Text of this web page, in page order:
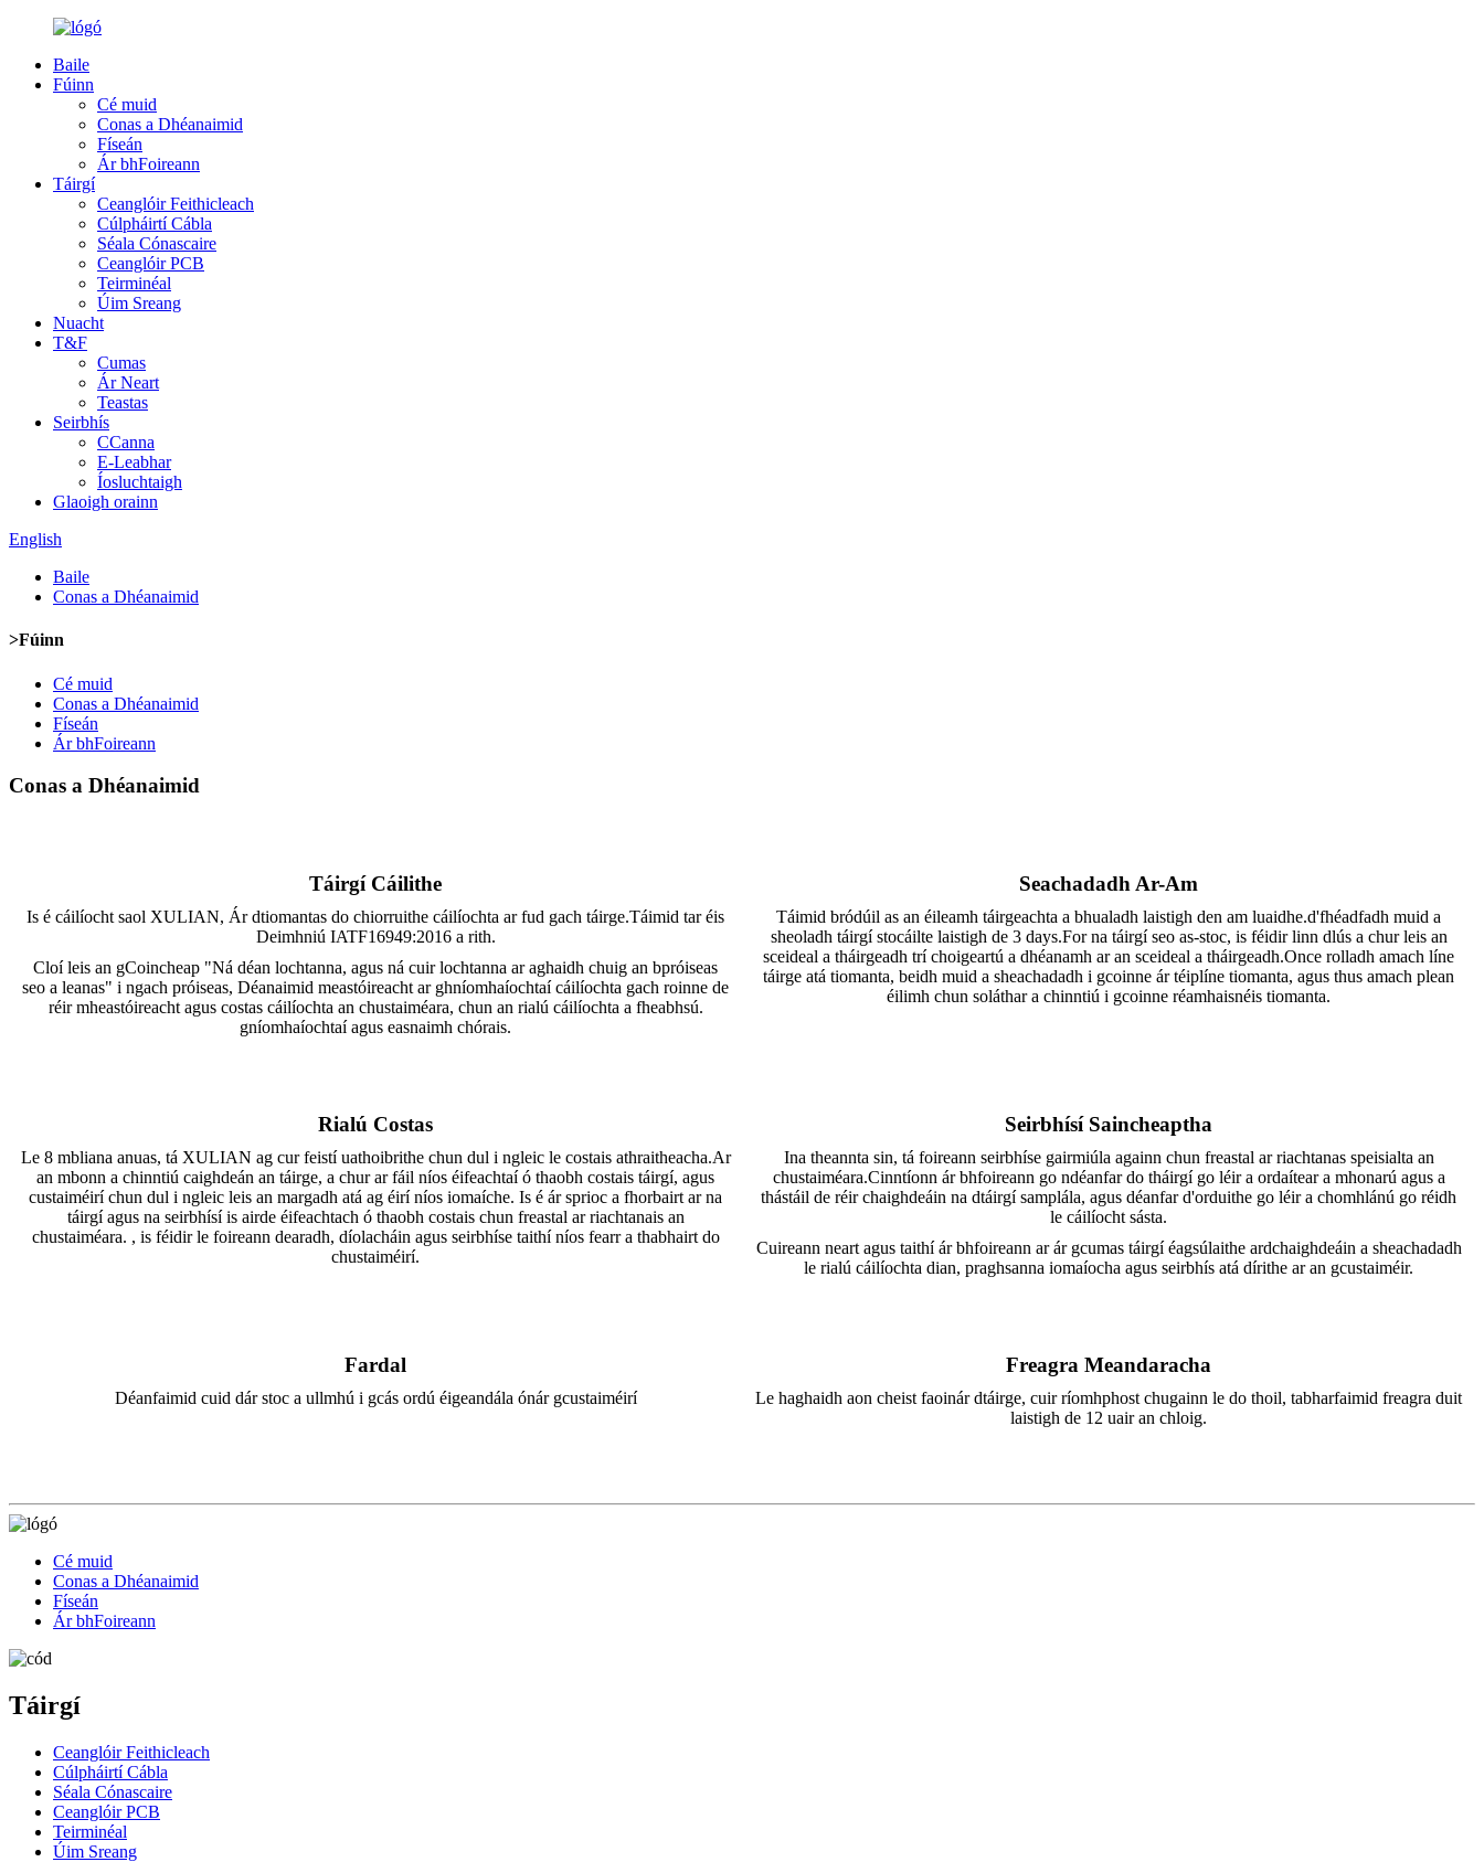
Baile
Fúinn
Cé muid
Conas a Dhéanaimid
Físeán
Ár bhFoireann
Táirgí
Ceanglóir Feithicleach
Cúlpháirtí Cábla
Séala Cónascaire
Ceanglóir PCB
Teirminéal
Úim Sreang
Nuacht
T&F
Cumas
Ár Neart
Teastas
Seirbhís
CCanna
E-Leabhar
Íosluchtaigh
Glaoigh orainn
English
Baile
Conas a Dhéanaimid
>Fúinn
Cé muid
Conas a Dhéanaimid
Físeán
Ár bhFoireann
Conas a Dhéanaimid
Táirgí Cáilithe
Is é cáilíocht saol XULIAN, Ár dtiomantas do chiorruithe cáilíochta ar fud gach táirge.Táimid tar éis
Deimhniú IATF16949:2016 a rith.
Cloí leis an gCoincheap "Ná déan lochtanna, agus ná cuir lochtanna ar aghaidh chuig an bpróiseas
seo a leanas" i ngach próiseas, Déanaimid meastóireacht ar ghníomhaíochtaí cáilíochta gach roinne de
réir mheastóireacht agus costas cáilíochta an chustaiméara, chun an rialú cáilíochta a fheabhsú.
gníomhaíochtaí agus easnaimh chórais.
Seachadadh Ar-Am
Táimid bródúil as an éileamh táirgeachta a bhualadh laistigh den am luaidhe.d'fhéadfadh muid a
sheoladh táirgí stocáilte laistigh de 3 days.For na táirgí seo as-stoc, is féidir linn dlús a chur leis an
sceideal a tháirgeadh trí choigeartú a dhéanamh ar an sceideal a tháirgeadh.Once rolladh amach líne
táirge atá tiomanta, beidh muid a sheachadadh i gcoinne ár téiplíne tiomanta, agus thus amach plean
éilimh chun soláthar a chinntiú i gcoinne réamhaisnéis tiomanta.
Rialú Costas
Le 8 mbliana anuas, tá XULIAN ag cur feistí uathoibrithe chun dul i ngleic le costais athraitheacha.Ar
an mbonn a chinntiú caighdeán an táirge, a chur ar fáil níos éifeachtaí ó thaobh costais táirgí, agus
custaiméirí chun dul i ngleic leis an margadh atá ag éirí níos iomaíche. Is é ár sprioc a fhorbairt ar na
táirgí agus na seirbhísí is airde éifeachtach ó thaobh costais chun freastal ar riachtanais an
chustaiméara. , is féidir le foireann dearadh, díolacháin agus seirbhíse taithí níos fearr a thabhairt do
chustaiméirí.
Seirbhísí Saincheaptha
Ina theannta sin, tá foireann seirbhíse gairmiúla againn chun freastal ar riachtanas speisialta an
chustaiméara.Cinntíonn ár bhfoireann go ndéanfar do tháirgí go léir a ordaítear a mhonarú agus a
thástáil de réir chaighdeáin na dtáirgí samplála, agus déanfar d'orduithe go léir a chomhlánú go réidh
le cáilíocht sásta.
Cuireann neart agus taithí ár bhfoireann ar ár gcumas táirgí éagsúlaithe ardchaighdeáin a sheachadadh
le rialú cáilíochta dian, praghsanna iomaíocha agus seirbhís atá dírithe ar an gcustaiméir.
Fardal
Déanfaimid cuid dár stoc a ullmhú i gcás ordú éigeandála ónár gcustaiméirí
Freagra Meandaracha
Le haghaidh aon cheist faoinár dtáirge, cuir ríomhphost chugainn le do thoil, tabharfaimid freagra duit
laistigh de 12 uair an chloig.
Cé muid
Conas a Dhéanaimid
Físeán
Ár bhFoireann
Táirgí
Ceanglóir Feithicleach
Cúlpháirtí Cábla
Séala Cónascaire
Ceanglóir PCB
Teirminéal
Úim Sreang